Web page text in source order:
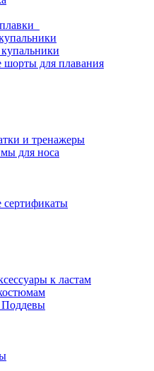
для плавания
и тренажеры
для носа
к ластам
Поддевы